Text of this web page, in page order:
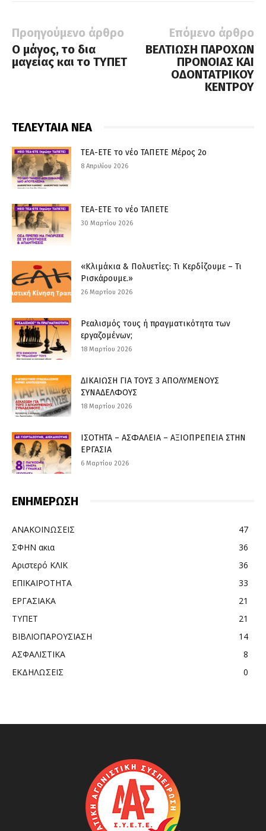
Προηγούμενο άρθρο
Ο μάγος, το δια
μαγείας και το ΤΥΠΕΤ
Επόμενο άρθρο
ΒΕΛΤΙΩΣΗ ΠΑΡΟΧΩΝ
ΠΡΟΝΟΙΑΣ ΚΑΙ
ΟΔΟΝΤΑΤΡΙΚΟΥ
ΚΕΝΤΡΟΥ
ΤΕΛΕΥΤΑΙΑ ΝΕΑ
ΤΕΑ-ΕΤΕ το νέο ΤΑΠΕΤΕ Μέρος 2ο
8 Απριλίου 2026
ΤΕΑ-ΕΤΕ το νέο ΤΑΠΕΤΕ
30 Μαρτίου 2026
«Κλιμάκια & Πολυετίες: Τι Κερδίζουμε – Τι
Ρισκάρουμε.»
26 Μαρτίου 2026
Ρεαλισμός τους ή πραγματικότητα των
εργαζομένων;
18 Μαρτίου 2026
ΔΙΚΑΙΩΣΗ ΓΙΑ ΤΟΥΣ 3 ΑΠΟΛΥΜΕΝΟΥΣ
ΣΥΝΑΔΕΛΦΟΥΣ
18 Μαρτίου 2026
ΙΣΟΤΗΤΑ – ΑΣΦΑΛΕΙΑ – ΑΞΙΟΠΡΕΠΕΙΑ ΣΤΗΝ
ΕΡΓΑΣΙΑ
6 Μαρτίου 2026
ΕΝΗΜΕΡΩΣΗ
ΑΝΑΚΟΙΝΩΣΕΙΣ
47
ΣΦΗΝ ακια
36
Αριστερό ΚΛΙΚ
36
ΕΠΙΚΑΙΡΟΤΗΤΑ
33
ΕΡΓΑΣΙΑΚΑ
21
ΤΥΠΕΤ
21
ΒΙΒΛΙΟΠΑΡΟΥΣΙΑΣΗ
14
ΑΣΦΑΛΙΣΤΙΚΑ
8
ΕΚΔΗΛΩΣΕΙΣ
0